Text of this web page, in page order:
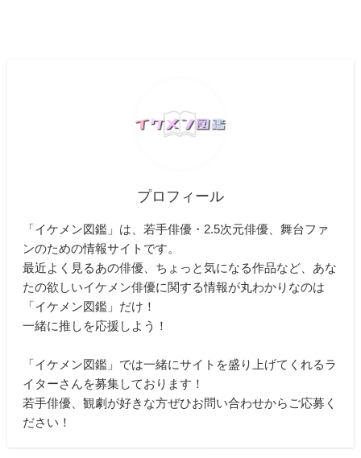
プロフィール
「イケメン図鑑」は、若手俳優・2.5次元俳優、舞台ファ
ンのための情報サイトです。
最近よく見るあの俳優、ちょっと気になる作品など、あな
たの欲しいイケメン俳優に関する情報が丸わかりなのは
「イケメン図鑑」だけ！
一緒に推しを応援しよう！
「イケメン図鑑」では一緒にサイトを盛り上げてくれるラ
イターさんを募集しております！
若手俳優、観劇が好きな方ぜひお問い合わせからご応募く
ださい！